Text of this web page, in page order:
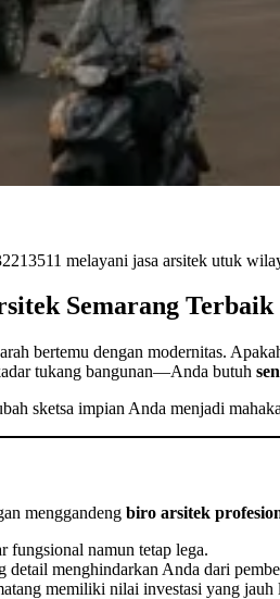
melayani jasa arsitek utuk
Semarang
bertemu dengan modernitas.
tukang bangunan—Anda butuh
sketsa impian Anda menjadi
menggandeng biro arsitek
fungsional namun tetap lega.
menghindarkan Anda dari
memiliki nilai investasi yang jauh